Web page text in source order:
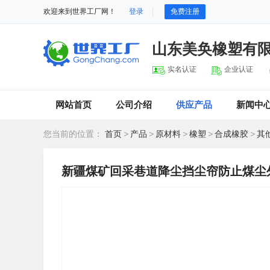
欢迎来到世界工厂网！ 登录 免费注册
山东美奂橡塑有
实名认证 企业认证
网站首页 公司介绍 供应产品 新闻中
您当前的位置： 首页 > 产品 > 原材料 >橡塑 >合成橡胶 >其
新疆煤矿回采巷道降尘挡尘帘防止煤